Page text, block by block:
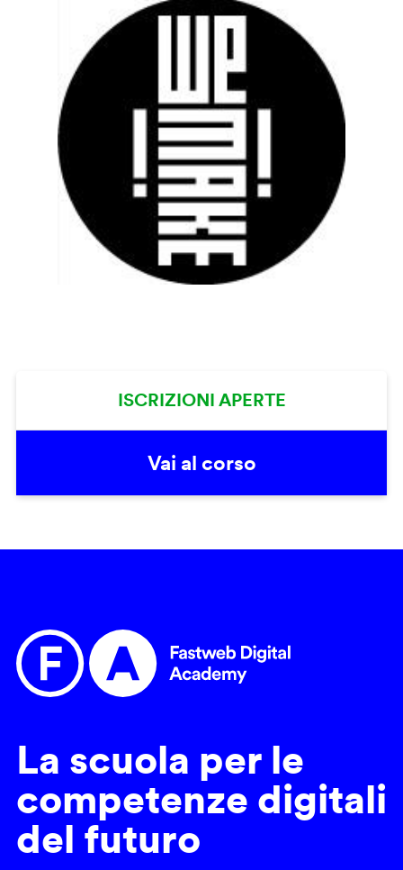
ISCRIZIONI APERTE
Vai al corso
La scuola per le
competenze digitali
del futuro